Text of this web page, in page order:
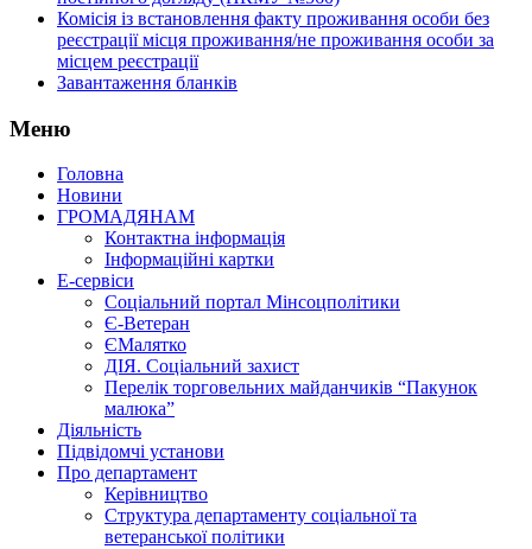
Комісія із встановлення факту проживання особи без
реєстрації місця проживання/не проживання особи за
місцем реєстрації
Завантаження бланків
Меню
Головна
Новини
ГРОМАДЯНАМ
Контактна інформація
Інформаційні картки
Е-сервіси
Соціальний портал Мінсоцполітики
Є-Ветеран
ЄМалятко
ДІЯ. Соціальний захист
Перелік торговельних майданчиків “Пакунок
малюка”
Діяльність
Підвідомчі установи
Про департамент
Керівництво
Структура департаменту соціальної та
ветеранської політики